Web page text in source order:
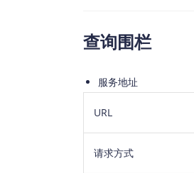
查询围栏
服务地址
URL
请求方式